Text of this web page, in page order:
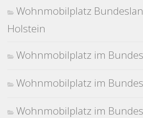
Wohnmobilplatz
Holstein
Wohnmobilplatz im
Wohnmobilplatz im
Wohnmobilplatz im